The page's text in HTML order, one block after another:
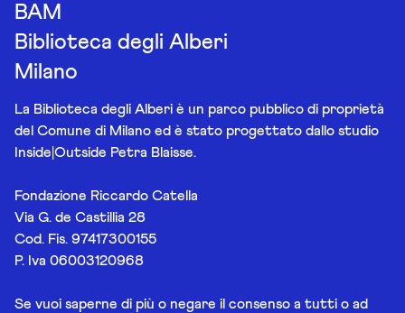
BAM
Biblioteca degli Alberi
Milano
La Biblioteca degli Alberi è un parco pubblico di proprietà
del Comune di Milano ed è stato progettato dallo studio
Inside|Outside Petra Blaisse.
Fondazione Riccardo Catella
Via G. de Castillia 28
Cod. Fis. 97417300155
P. Iva 06003120968
Se vuoi saperne di più o negare il consenso a tutti o ad